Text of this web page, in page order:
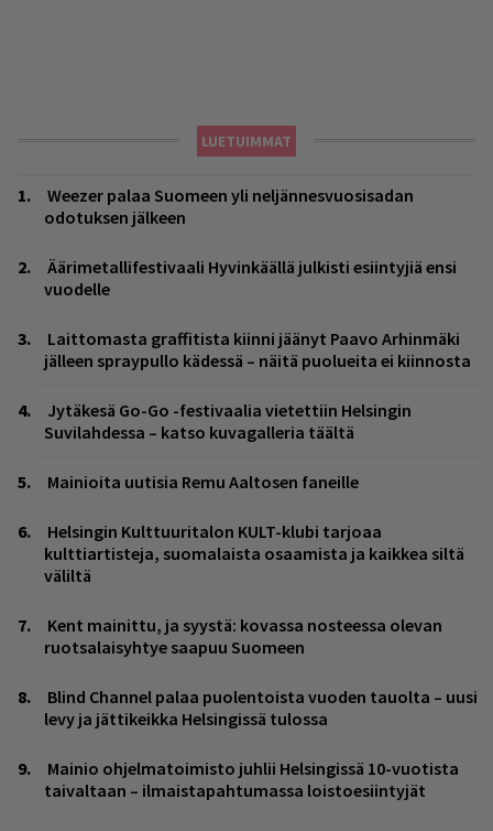
LUETUIMMAT
Weezer palaa Suomeen yli neljännesvuosisadan
odotuksen jälkeen
Äärimetallifestivaali Hyvinkäällä julkisti esiintyjiä ensi
vuodelle
Laittomasta graffitista kiinni jäänyt Paavo Arhinmäki
jälleen spraypullo kädessä – näitä puolueita ei kiinnosta
Jytäkesä Go-Go -festivaalia vietettiin Helsingin
Suvilahdessa – katso kuvagalleria täältä
Mainioita uutisia Remu Aaltosen faneille
Helsingin Kulttuuritalon KULT-klubi tarjoaa
kulttiartisteja, suomalaista osaamista ja kaikkea siltä
väliltä
Kent mainittu, ja syystä: kovassa nosteessa olevan
ruotsalaisyhtye saapuu Suomeen
Blind Channel palaa puolentoista vuoden tauolta – uusi
levy ja jättikeikka Helsingissä tulossa
Mainio ohjelmatoimisto juhlii Helsingissä 10-vuotista
taivaltaan – ilmaistapahtumassa loistoesiintyjät